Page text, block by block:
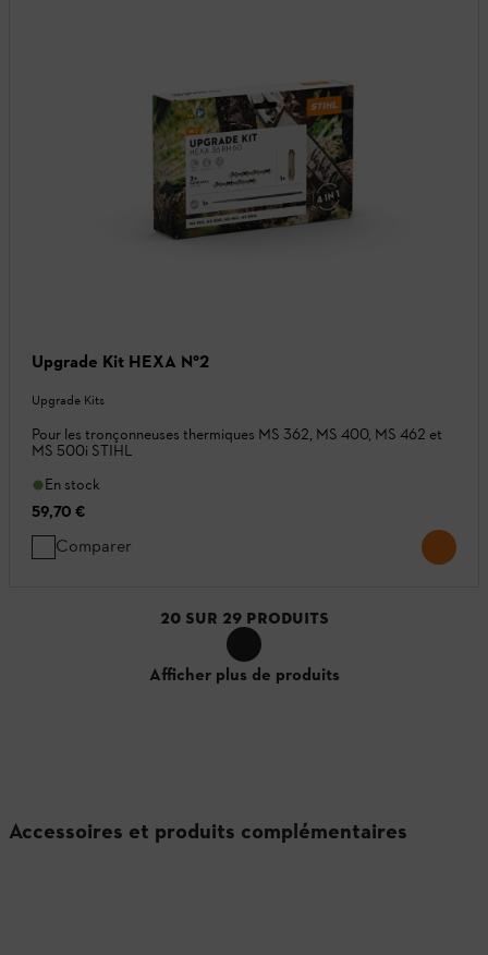
Upgrade Kit HEXA N°2
Upgrade Kits
Pour les tronçonneuses thermiques MS 362, MS 400, MS 462 et
MS 500i STIHL
En stock
59,70 €
Comparer
20 SUR 29 PRODUITS
Afficher plus de produits
Accessoires et produits complémentaires